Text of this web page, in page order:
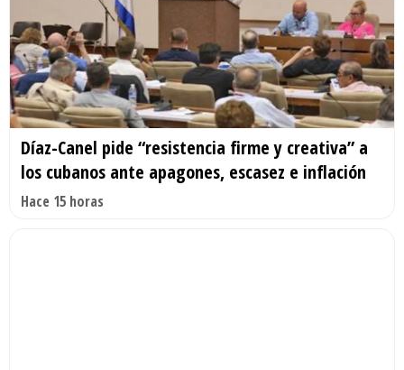
Díaz-Canel pide “resistencia firme y creativa” a
los cubanos ante apagones, escasez e inflación
Hace 15 horas